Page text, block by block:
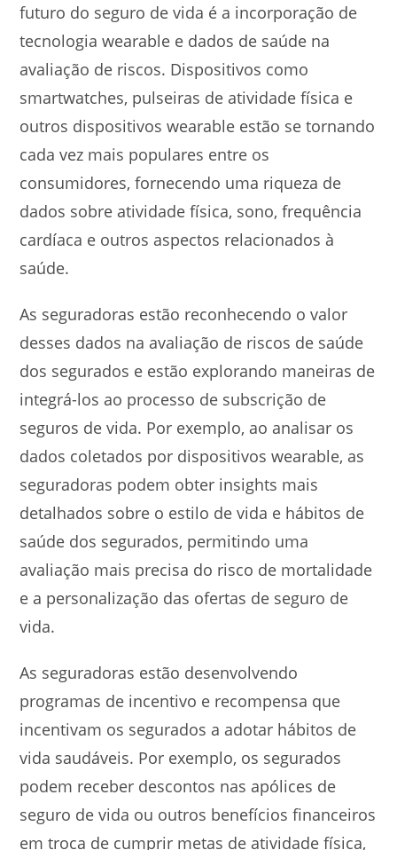
futuro do seguro de vida é a incorporação de
tecnologia wearable e dados de saúde na
avaliação de riscos. Dispositivos como
smartwatches, pulseiras de atividade física e
outros dispositivos wearable estão se tornando
cada vez mais populares entre os
consumidores, fornecendo uma riqueza de
dados sobre atividade física, sono, frequência
cardíaca e outros aspectos relacionados à
saúde.
As seguradoras estão reconhecendo o valor
desses dados na avaliação de riscos de saúde
dos segurados e estão explorando maneiras de
integrá-los ao processo de subscrição de
seguros de vida. Por exemplo, ao analisar os
dados coletados por dispositivos wearable, as
seguradoras podem obter insights mais
detalhados sobre o estilo de vida e hábitos de
saúde dos segurados, permitindo uma
avaliação mais precisa do risco de mortalidade
e a personalização das ofertas de seguro de
vida.
As seguradoras estão desenvolvendo
programas de incentivo e recompensa que
incentivam os segurados a adotar hábitos de
vida saudáveis. Por exemplo, os segurados
podem receber descontos nas apólices de
seguro de vida ou outros benefícios financeiros
em troca de cumprir metas de atividade física,